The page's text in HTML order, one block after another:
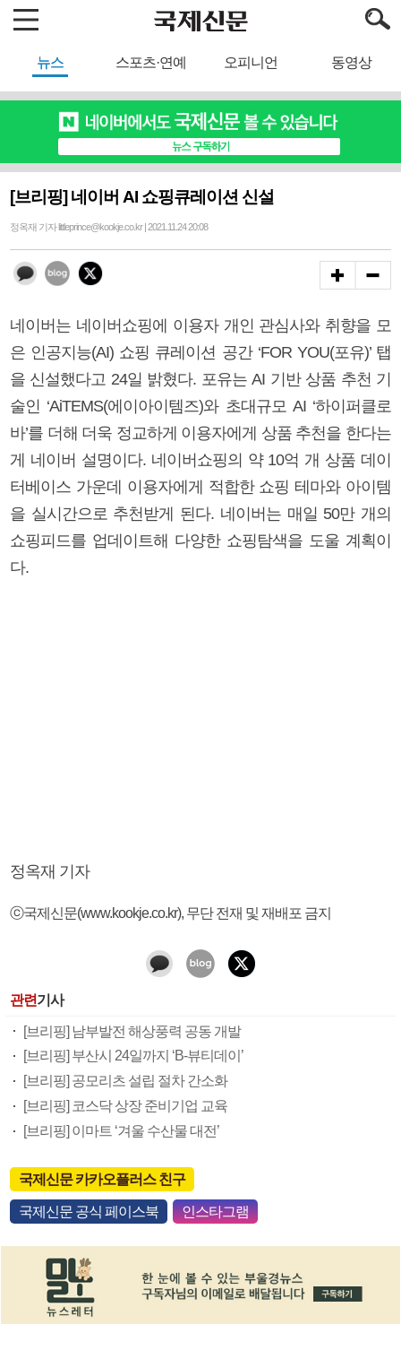
뉴스 스포츠·연예 오피니언 동영상
[브리핑] 네이버 AI 쇼핑큐레이션 신설
정옥재 기자 littleprince@kookje.co.kr | 2021.11.24 20:08
네이버는 네이버쇼핑에 이용자 개인 관심사와 취향을 모
은 인공지능(AI) 쇼핑 큐레이션 공간 ‘FOR YOU(포유)’ 탭
을 신설했다고 24일 밝혔다. 포유는 AI 기반 상품 추천 기
술인 ‘AiTEMS(에이아이템즈)와 초대규모 AI ‘하이퍼클로
바’를 더해 더욱 정교하게 이용자에게 상품 추천을 한다는
게 네이버 설명이다. 네이버쇼핑의 약 10억 개 상품 데이
터베이스 가운데 이용자에게 적합한 쇼핑 테마와 아이템
을 실시간으로 추천받게 된다. 네이버는 매일 50만 개의
쇼핑피드를 업데이트해 다양한 쇼핑탐색을 도울 계획이
다.
정옥재 기자
ⓒ국제신문(www.kookje.co.kr), 무단 전재 및 재배포 금지
관련기사
[브리핑] 남부발전 해상풍력 공동 개발
[브리핑] 부산시 24일까지 ‘B-뷰티데이’
[브리핑] 공모리츠 설립 절차 간소화
[브리핑] 코스닥 상장 준비기업 교육
[브리핑] 이마트 ‘겨울 수산물 대전’
국제신문 카카오플러스 친구
국제신문 공식 페이스북 인스타그램